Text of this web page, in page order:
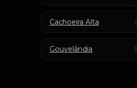
Cachoeira Alta
Gouvelândia